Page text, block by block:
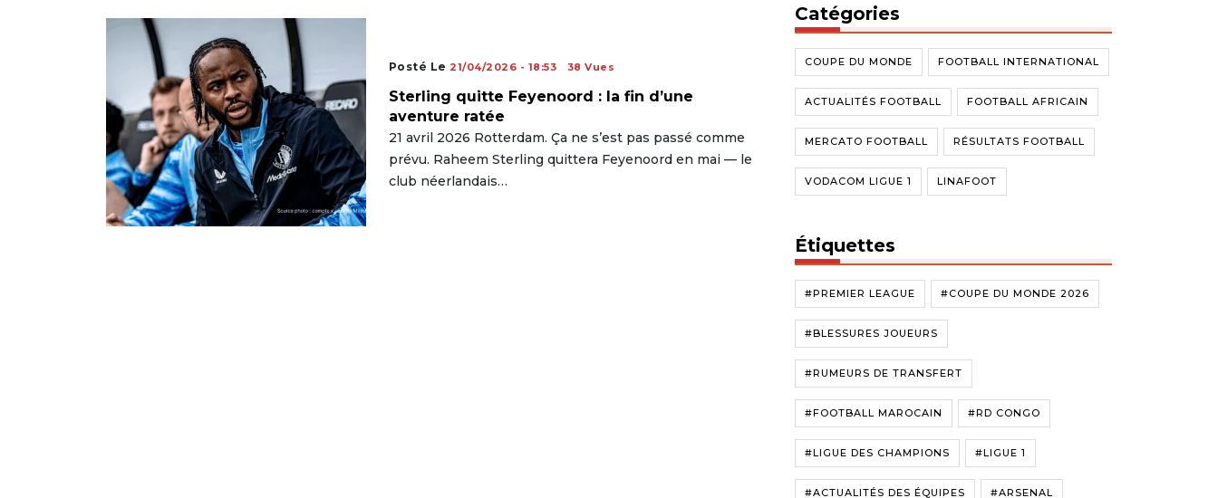
Posté Le 21/04/2026 - 18:53 38 Vues
Sterling quitte Feyenoord : la fin d’une
aventure ratée
21 avril 2026 Rotterdam. Ça ne s’est pas passé comme
prévu. Raheem Sterling quittera Feyenoord en mai — le
club néerlandais…
Catégories
COUPE DU MONDE FOOTBALL INTERNATIONAL
ACTUALITÉS FOOTBALL FOOTBALL AFRICAIN
MERCATO FOOTBALL RÉSULTATS FOOTBALL
VODACOM LIGUE 1 LINAFOOT
Étiquettes
#PREMIER LEAGUE #COUPE DU MONDE 2026
#BLESSURES JOUEURS
#RUMEURS DE TRANSFERT
#FOOTBALL MAROCAIN #RD CONGO
#LIGUE DES CHAMPIONS #LIGUE 1
#ACTUALITÉS DES ÉQUIPES #ARSENAL